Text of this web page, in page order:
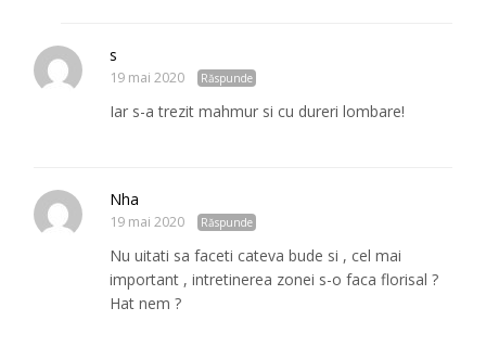
s
19 mai 2020 Răspunde
Iar s-a trezit mahmur si cu dureri lombare!
Nha
19 mai 2020 Răspunde
Nu uitati sa faceti cateva bude si , cel mai
important , intretinerea zonei s-o faca florisal ?
Hat nem ?